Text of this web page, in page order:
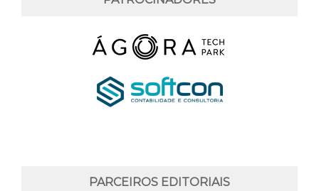
PARCEIROS EDITORIAIS